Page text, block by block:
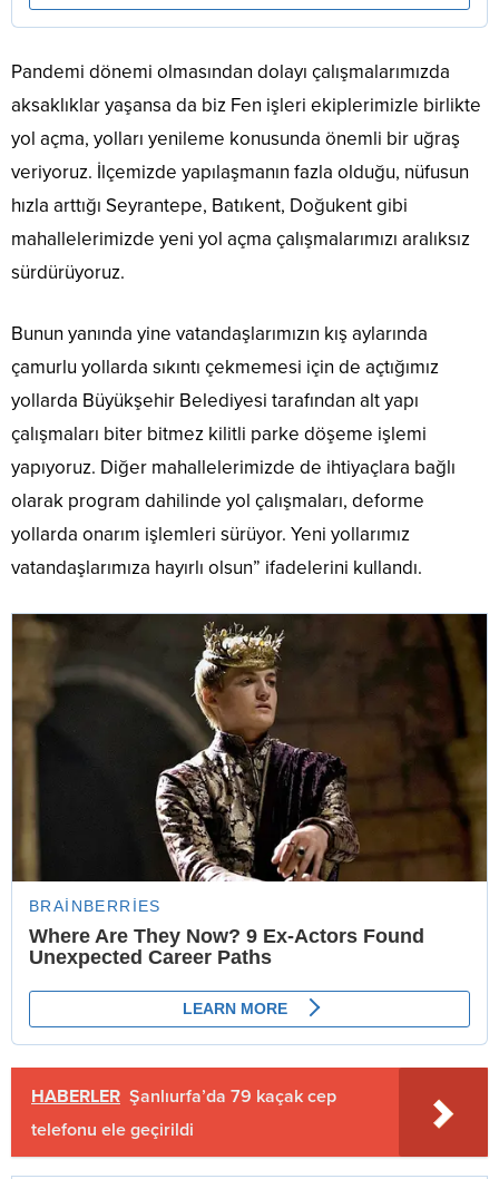
Pandemi dönemi olmasından dolayı çalışmalarımızda
aksaklıklar yaşansa da biz Fen işleri ekiplerimizle birlikte
yol açma, yolları yenileme konusunda önemli bir uğraş
veriyoruz. İlçemizde yapılaşmanın fazla olduğu, nüfusun
hızla arttığı Seyrantepe, Batıkent, Doğukent gibi
mahallelerimizde yeni yol açma çalışmalarımızı aralıksız
sürdürüyoruz.
Bunun yanında yine vatandaşlarımızın kış aylarında
çamurlu yollarda sıkıntı çekmemesi için de açtığımız
yollarda Büyükşehir Belediyesi tarafından alt yapı
çalışmaları biter bitmez kilitli parke döşeme işlemi
yapıyoruz. Diğer mahallelerimizde de ihtiyaçlara bağlı
olarak program dahilinde yol çalışmaları, deforme
yollarda onarım işlemleri sürüyor. Yeni yollarımız
vatandaşlarımıza hayırlı olsun” ifadelerini kullandı.
HABERLER Şanlıurfa’da 79 kaçak cep
telefonu ele geçirildi